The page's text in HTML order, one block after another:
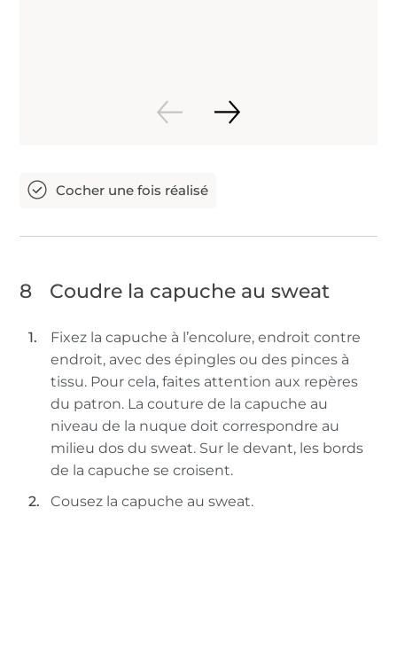
8 Coudre la capuche au sweat
Fixez la capuche à l’encolure, endroit contre
endroit, avec des épingles ou des pinces à
tissu. Pour cela, faites attention aux repères
du patron. La couture de la capuche au
niveau de la nuque doit correspondre au
milieu dos du sweat. Sur le devant, les bords
de la capuche se croisent.
Cousez la capuche au sweat.